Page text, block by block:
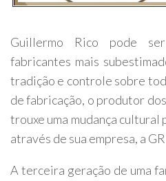
Guillermo Rico pode
fabricantes mais
tradição e controle sobre
de fabricação, o produtor
trouxe uma mudança cultural
através de sua empresa, a
A terceira geração de uma